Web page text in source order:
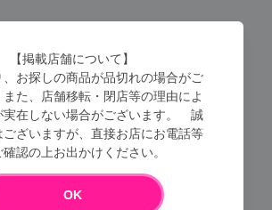
Loading...
【掲載店舗について】
、お探しの商品が品切れの場合がご
また、店舗移転・閉店等の理由によ
実在しない場合がございます。 誠
ございますが、直接お店にお電話等
確認の上お出かけください。
OK